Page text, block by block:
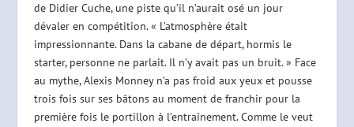
de Didier Cuche, une piste qu’il n’aurait osé un jour
dévaler en compétition. « L’atmosphère était
impressionnante. Dans la cabane de départ, hormis le
starter, personne ne parlait. Il n’y avait pas un bruit. » Face
au mythe, Alexis Monney n’a pas froid aux yeux et pousse
trois fois sur ses bâtons au moment de franchir pour la
première fois le portillon à l’entraînement. Comme le veut